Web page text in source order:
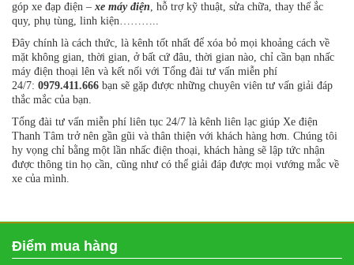
góp xe đạp điện – xe máy điện, hỗ trợ kỹ thuật, sửa chữa, thay thế ắc
quy, phụ tùng, linh kiện………..
Đây chính là cách thức, là kênh tốt nhất để xóa bỏ mọi khoảng cách về
mặt không gian, thời gian, ở bất cứ đâu, thời gian nào, chỉ cần bạn nhấc
máy điện thoại lên và kết nối với Tổng đài tư vấn miễn phí
24/7: 0979.411.666 bạn sẽ gặp được những chuyên viên tư vấn giải đáp
thắc mắc của bạn.
Tổng đài tư vấn miễn phí liên tục 24/7 là kênh liên lạc giúp Xe điện
Thanh Tâm trở nên gần gũi và thân thiện với khách hàng hơn. Chúng tôi
hy vọng chỉ bằng một lần nhấc điện thoại, khách hàng sẽ lập tức nhận
được thông tin họ cần, cũng như có thể giải đáp được mọi vướng mắc về
xe của mình.
Điểm mua hàng